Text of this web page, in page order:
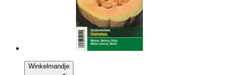
Winkelmandje